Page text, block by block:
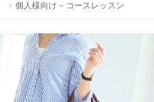
個人様向け – コースレッスン